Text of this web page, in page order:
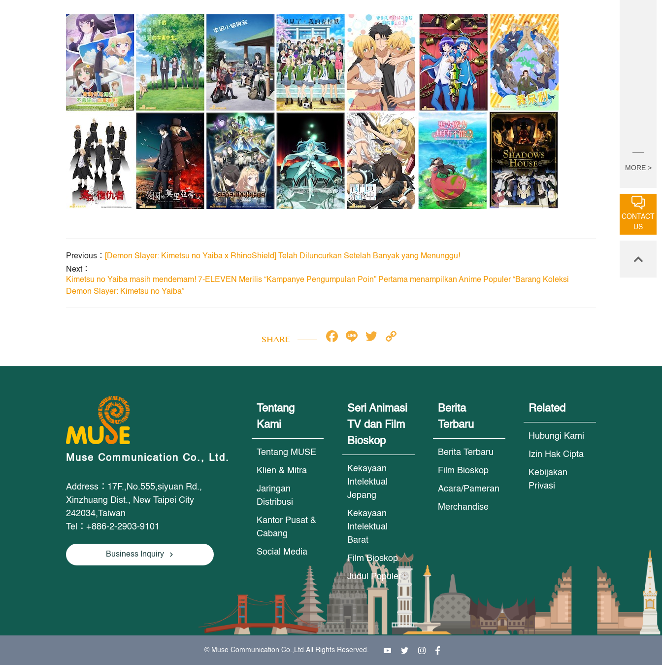
Previous：
[Demon Slayer: Kimetsu no Yaiba x RhinoShield] Telah Diluncurkan Setelah Banyak yang Menunggu!
Next：
Kimetsu no Yaiba masih mendemam! 7-ELEVEN Merilis “Kampanye Pengumpulan Poin” Pertama menampilkan Anime Populer “Barang Koleksi
Demon Slayer: Kimetsu no Yaiba”
SHARE Facebook
LineTwitter
Muse Communication Co., Ltd.
Address：17F.,No.555,siyuan Rd.,
Xinzhuang Dist., New Taipei City
242034,Taiwan
Tel：+886-2-2903-9101
Business Inquiry
Tentang
Kami
Tentang MUSE
Klien & Mitra
Jaringan
Distribusi
Kantor Pusat &
Cabang
Social Media
Seri Animasi
TV dan Film
Bioskop
Kekayaan
Intelektual
Jepang
Kekayaan
Intelektual
Barat
Film Bioskop
Judul Populer
Berita
Terbaru
Berita Terbaru
Film Bioskop
Acara/Pameran
Merchandise
Related
Hubungi Kami
Izin Hak Cipta
Kebijakan
Privasi
© Muse Communication Co.,Ltd.All Rights Reserved.
MORE >
CONTACT
US